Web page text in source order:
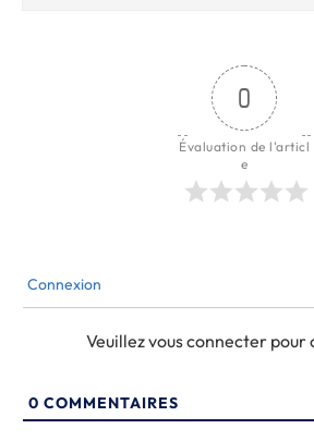
0
Évaluation de l'articl
e
Connexion
Veuillez vous connecter
0 COMMENTAIRES